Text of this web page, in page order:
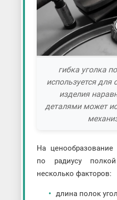
гибка уголка
используется для
изделия
деталями может
На ценообразование
по радиусу
несколько факторов:
длина полок